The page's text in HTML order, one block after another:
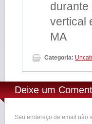
durante
vertical
MA
Categoria:
Deixe um
Seu endereço de email não